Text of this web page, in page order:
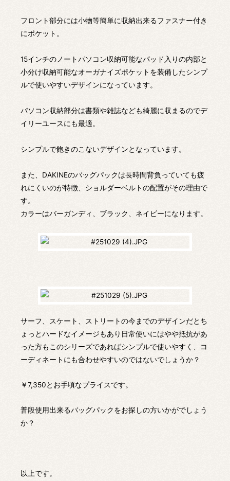
フロント部分には小物等簡単に収納出来るファスナー付き
にポケット。
15インチのノートパソコン収納可能なパッド入りの内部と
小分け収納可能なオーガナイズポケットを装備したシンプ
ルで使いやすいデザインになっています。
パソコン収納部分は書類や雑誌なども綺麗に収まるのでデ
イリーユースにも最適。
シンプルで飽きのこないデザインとなっています。
また、DAKINEのバッグパックは長時間背負っていても疲
れにくいのが特徴、ショルダーベルトの配置がその理由で
す。
カラーはバーガンディ、ブラック、ネイビーになります。
サーフ、スケート、ストリートの今までのデザインだとち
ょっとハードなイメージもあり日常使いにはやや抵抗があ
った方もこのシリーズであればシンプルで使いやすく、コ
ーディネートにも合わせやすいのではないでしょうか？
￥7,350とお手頃なプライスです。
普段使用出来るバッグパックをお探しの方いかがでしょう
か？
以上です。